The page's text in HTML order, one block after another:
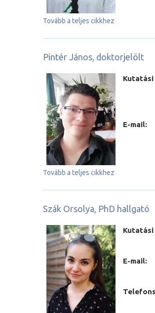
Tovább a teljes cikkhez
Pintér János, doktorjelölt
E-mail:
Tovább a teljes cikkhez
Szák Orsolya, PhD hallgató
E-mail: